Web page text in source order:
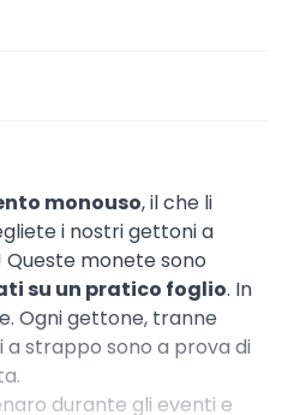
monouso, il che li
i nostri gettoni a
monete sono
su un pratico foglio. In
Ogni gettone, tranne
a strappo sono a prova di
durante gli eventi e